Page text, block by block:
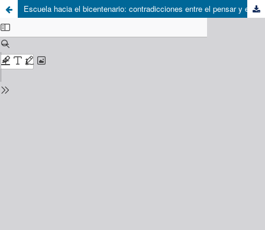
Escuela hacia el bicentenario: contradicciones entre el pensar y el quehacer educativo